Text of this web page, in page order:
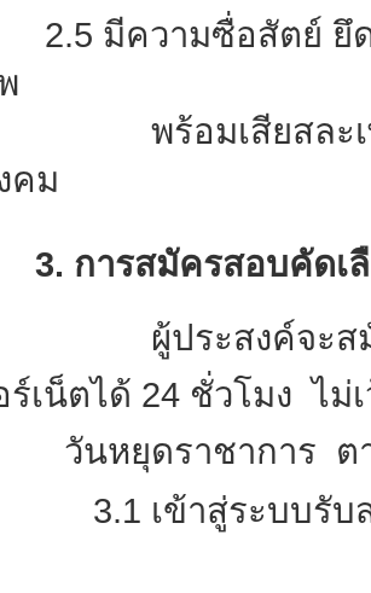
มีความซื่อสัตย์ ยึด
เสียสละเพื่อส่วน
คม
ารสมัครสอบคัดเลื
ะสงค์จะสมัครสอ
ร์เน็ตได้ 24 ชั่วโมง ไม่
ยุดราชาการ ตา
ข้าสู่ระบบรับสมัคร